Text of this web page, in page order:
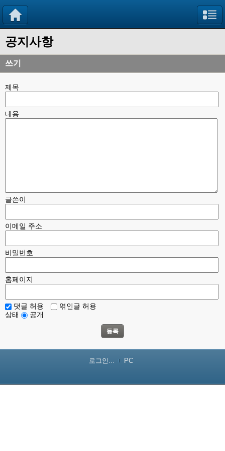
공지사항
쓰기
제목
내용
글쓴이
이메일 주소
비밀번호
홈페이지
댓글 허용
엮인글 허용
상태
공개
등록
로그인... PC